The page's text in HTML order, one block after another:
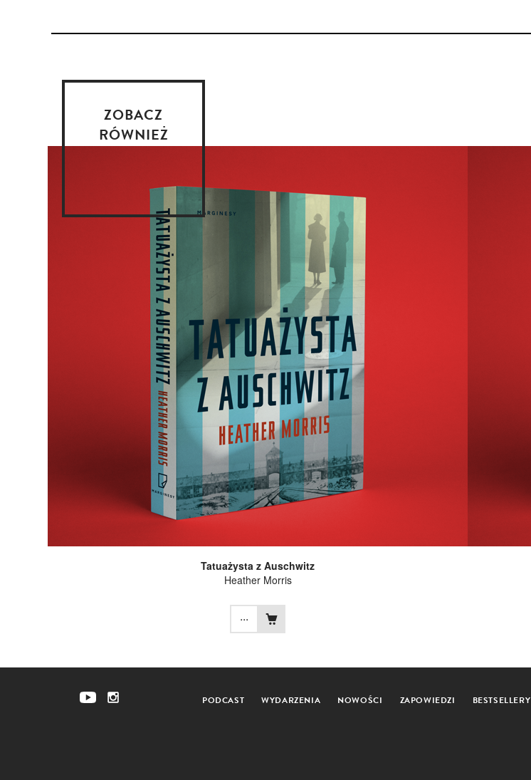
ZOBACZ
RÓWNIEŻ
Tatuażysta z Auschwitz
Heather Morris
...
PODCAST WYDARZENIA NOWOŚCI ZAPOWIEDZI BESTSELLERY